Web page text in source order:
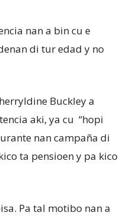
nan a bin cu e
di tur edad y no
Buckley a
aki, ya cu “hopi
nan campaña di
ta pensioen y pa kico
Pa tal motibo nan a